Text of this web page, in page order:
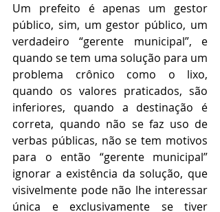
Um prefeito é apenas um gestor
público, sim, um gestor público, um
verdadeiro “gerente municipal”, e
quando se tem uma solução para um
problema crônico como o lixo,
quando os valores praticados, são
inferiores, quando a destinação é
correta, quando não se faz uso de
verbas públicas, não se tem motivos
para o então “gerente municipal”
ignorar a existência da solução, que
visivelmente pode não lhe interessar
única e exclusivamente se tiver